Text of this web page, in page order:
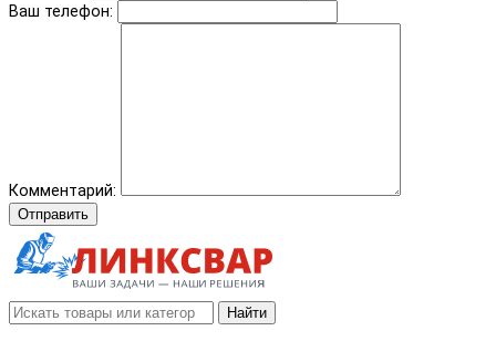
Ваш телефон:
Комментарий:
Отправить
Найти